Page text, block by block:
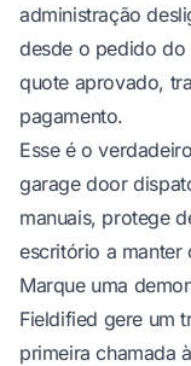
administração
desde o pedido do
quote aprovado,
pagamento.
Esse é o
garage door
manuais, protege
escritório a manter
Marque uma
Fieldified gere um
primeira chamada